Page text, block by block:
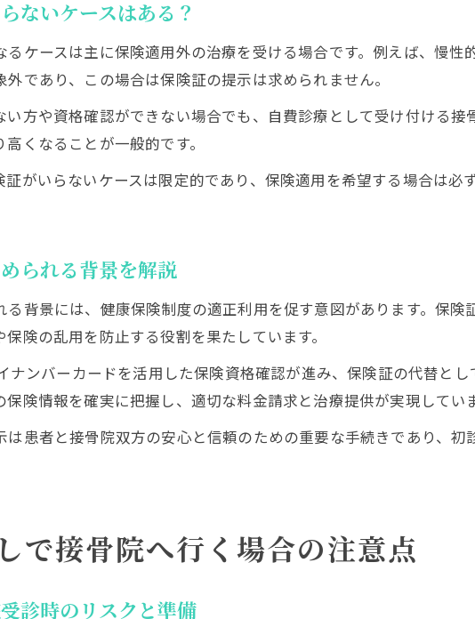
接骨院で保険証未提示時の返金方法を解
保険証なしで接骨院利用時のトラブル防
ないケースはある？
ケースは主に保険適用外の治療を受ける場合です。例えば、慢
であり、この場合は保険証の提示は求められません。
い方や資格確認ができない場合でも、自費診療として受け付ける
くなることが一般的です。
証がいらないケースは限定的であり、保険適用を希望する場合は
られる背景を解説
背景には、健康保険制度の適正利用を促す意図があります。保
険の乱用を防止する役割を果たしています。
ナンバーカードを活用した保険資格確認が進み、保険証の代替と
険情報を確実に把握し、適切な料金請求と治療提供が実現していま
は患者と接骨院双方の安心と信頼のための重要な手続きであり、
で接骨院へ行く場合の注意点
診時のリスクと準備